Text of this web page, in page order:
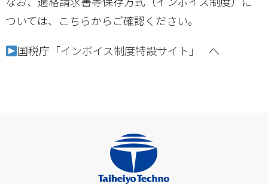
ついては、こちらからご確認ください。
国税庁「インボイス制度特設サイト」 へ